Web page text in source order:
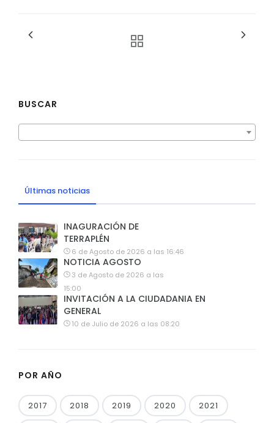
BUSCAR
Últimas noticias
INAGURACIÓN DE
TERRAPLÉN
6 de Agosto de 2026 a las 16:46
NOTICIA AGOSTO
3 de Agosto de 2026 a las
15:00
INVITACIÓN A LA CIUDADANIA EN
GENERAL
10 de Julio de 2026 a las 08:20
POR AÑO
2017 2018 2019 2020 2021